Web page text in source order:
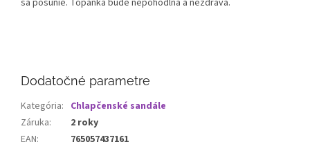
Dodatočné parametre
Kategória: Chlapčenské sandále
Záruka:
2 roky
EAN: 765057437161